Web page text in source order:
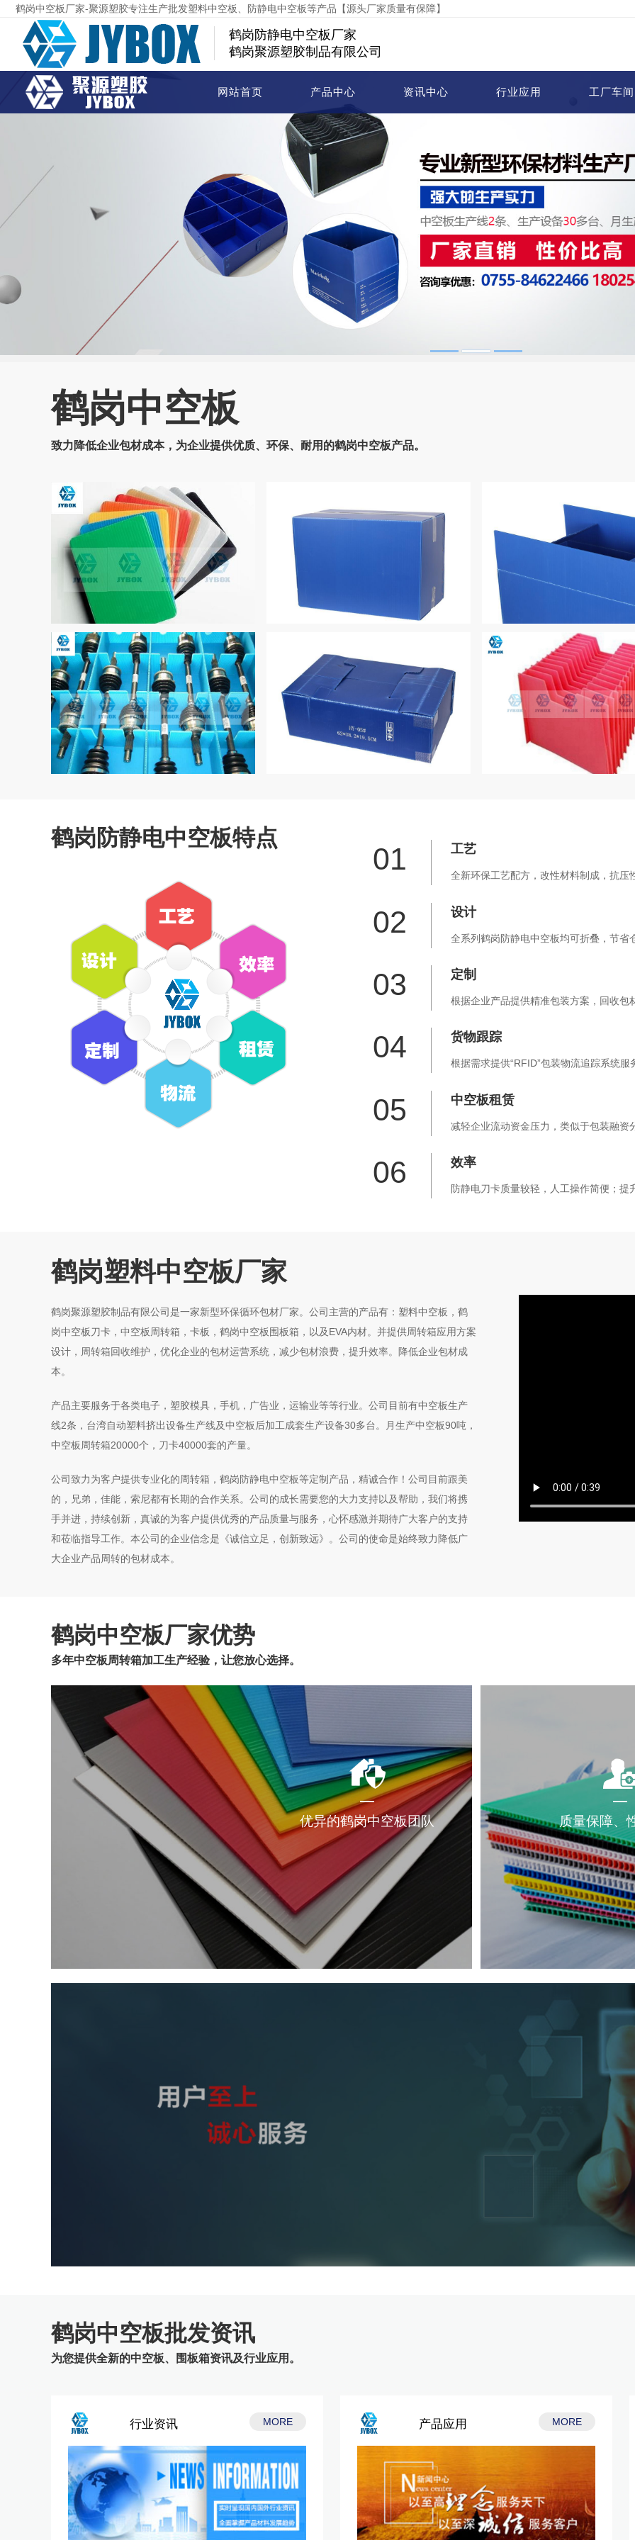
鹤岗中空板厂家-聚源塑胶专注生产批发塑料中空板、防静电中空板等产品【源头厂家质量有保障】
鹤岗防静电中空板厂家
鹤岗聚源塑胶制品有限公司
网站首页 产品中心 资讯中心 行业应用 工厂车间
鹤岗中空板
致力降低企业包材成本，为企业提供优质、环保、耐用的鹤岗中空板产品。
鹤岗防静电中空板特点
01 工艺
全新环保工艺配方，改性材料制成，抗
02 设计
全系列鹤岗防静电中空板均可折叠，节省
03 定制
根据企业产品提供精准包装方案，回收包
04 货物跟踪
根据需求提供“RFID”包装物流追踪系统
05 中空板租赁
减轻企业流动资金压力，类似于包装融资
06 效率
防静电刀卡质量较轻，人工操作简便；提
鹤岗塑料中空板厂家
鹤岗聚源塑胶制品有限公司是一家新型环保循环包材厂家。公司主营的产品有：塑料中空板，鹤
岗中空板刀卡，中空板周转箱，卡板，鹤岗中空板围板箱，以及EVA内材。并提供周转箱应用方案
设计，周转箱回收维护，优化企业的包材运营系统，减少包材浪费，提升效率。降低企业包材成
本。
产品主要服务于各类电子，塑胶模具，手机，广告业，运输业等等行业。公司目前有中空板生产
线2条，台湾自动塑料挤出设备生产线及中空板后加工成套生产设备30多台。月生产中空板90吨，
中空板周转箱20000个，刀卡40000套的产量。
公司致力为客户提供专业化的周转箱，鹤岗防静电中空板等定制产品，精诚合作！公司目前跟美
的，兄弟，佳能，索尼都有长期的合作关系。公司的成长需要您的大力支持以及帮助，我们将携
手并进，持续创新，真诚的为客户提供优秀的产品质量与服务，心怀感激并期待广大客户的支持
和莅临指导工作。本公司的企业信念是《诚信立足，创新致远》。公司的使命是始终致力降低广
大企业产品周转的包材成本。
鹤岗中空板厂家优势
多年中空板周转箱加工生产经验，让您放心选择。
优异的鹤岗中空板团队 质量保障、
鹤岗中空板批发资讯
为您提供全新的中空板、围板箱资讯及行业应用。
行业资讯 MORE 产品应用 MORE